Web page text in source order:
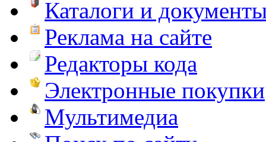
Каталоги и
Реклама на сайте
Редакторы кода
Электронные покупки
Мультимедиа